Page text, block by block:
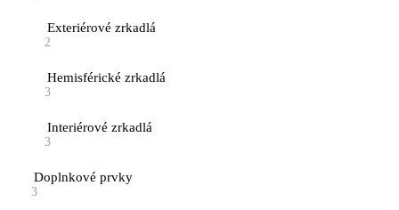
Exteriérové zrkadlá
2
Hemisférické zrkadlá
3
Interiérové zrkadlá
3
Doplnkové prvky
3